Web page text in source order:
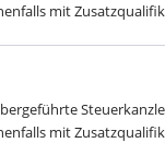
mit
mit